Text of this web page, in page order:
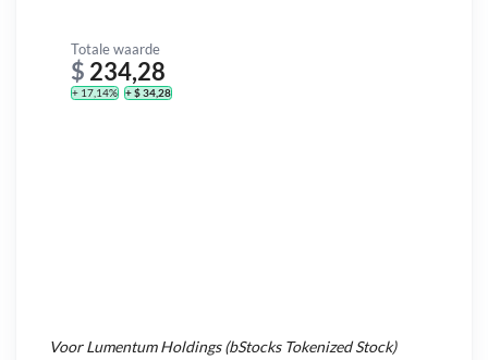
Totale waarde
$ 234,28
+ 17,14% + $ 34,28
VoorLumentum Holdings (bStocks Tokenized Stock)